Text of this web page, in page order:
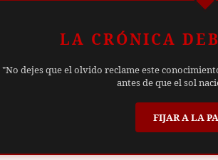
LA CRÓNICA
"No dejes que el olvido reclame este
antes de que el sol
FIJAR A LA